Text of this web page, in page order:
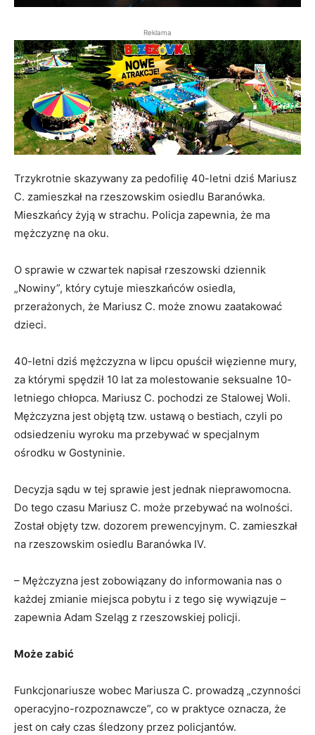
Reklama
Trzykrotnie skazywany za pedofilię 40-letni dziś Mariusz
C. zamieszkał na rzeszowskim osiedlu Baranówka.
Mieszkańcy żyją w strachu. Policja zapewnia, że ma
mężczyznę na oku.
O sprawie w czwartek napisał rzeszowski dziennik
„Nowiny”, który cytuje mieszkańców osiedla,
przerażonych, że Mariusz C. może znowu zaatakować
dzieci.
40-letni dziś mężczyzna w lipcu opuścił więzienne mury,
za którymi spędził 10 lat za molestowanie seksualne 10-
letniego chłopca. Mariusz C. pochodzi ze Stalowej Woli.
Mężczyzna jest objętą tzw. ustawą o bestiach, czyli po
odsiedzeniu wyroku ma przebywać w specjalnym
ośrodku w Gostyninie.
Decyzja sądu w tej sprawie jest jednak nieprawomocna.
Do tego czasu Mariusz C. może przebywać na wolności.
Został objęty tzw. dozorem prewencyjnym. C. zamieszkał
na rzeszowskim osiedlu Baranówka IV.
– Mężczyzna jest zobowiązany do informowania nas o
każdej zmianie miejsca pobytu i z tego się wywiązuje –
zapewnia Adam Szeląg z rzeszowskiej policji.
Może zabić
Funkcjonariusze wobec Mariusza C. prowadzą „czynności
operacyjno-rozpoznawcze”, co w praktyce oznacza, że
jest on cały czas śledzony przez policjantów.